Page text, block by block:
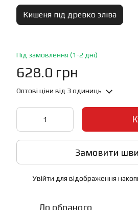
Кишеня під древко зліва
Під замовлення (1-2 дні)
628.0 грн
Оптові ціни від 3 одиниць
Замовити
Увійти для відображення
До обраного